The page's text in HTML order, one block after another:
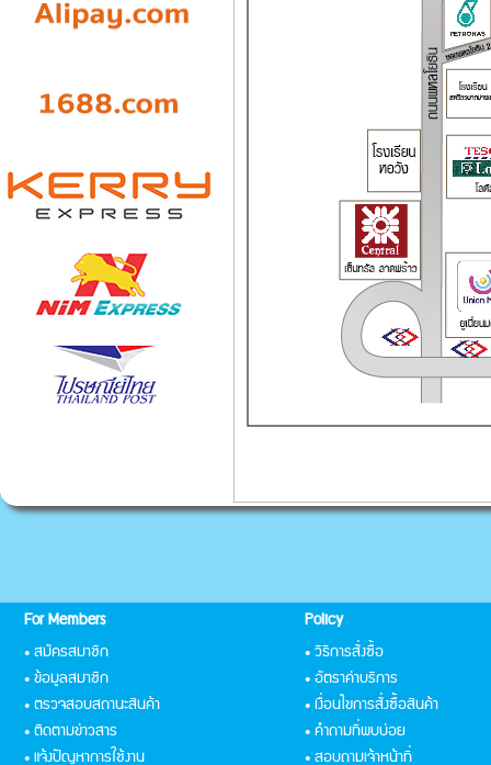
For Members
Policy
• สมัครสมาชิก
• ข้อมูลสมาชิก
• ตรวจสอบสถานะสินค้า
• ติดตามข่าวสาร
• แจ้งปัญหาการใช้งาน
• วิธีการสั่งซื้อ
• อัตราค่าบริการ
• เงื่อนไขการสั่งซื้อสินค้า
• คำถามที่พบบ่อย
• สอบถามเจ้าหน้าที่